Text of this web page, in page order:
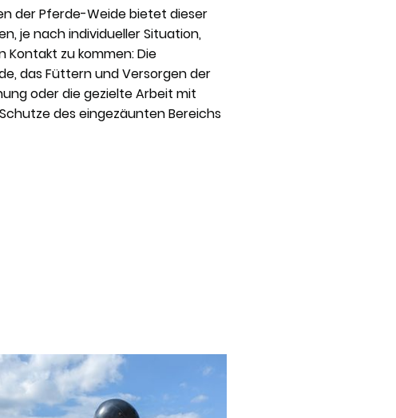
der Pferde-Weide bietet dieser
je nach individueller Situation,
Kontakt zu kommen: Die
das Füttern und Versorgen der
oder die gezielte Arbeit mit
des eingezäunten Bereichs